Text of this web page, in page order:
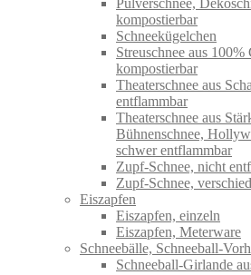
kompostierbar
Schneekügelchen
Streuschnee aus 100%
kompostierbar
Theaterschnee aus
entflammbar
Theaterschnee aus
Bühnenschnee,
schwer entflammbar
Zupf-Schnee, nicht
Zupf-Schnee,
Eiszapfen
Eiszapfen, einzeln
Eiszapfen, Meterware
Schneebälle, Schneeball-
Schneeball-Girlande